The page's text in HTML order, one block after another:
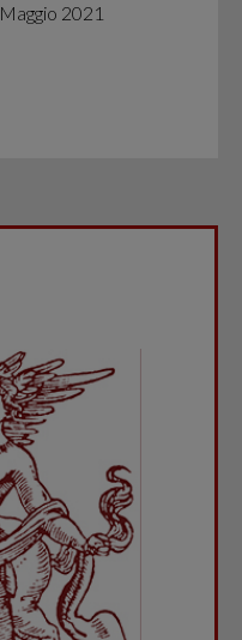
Maggio 2021